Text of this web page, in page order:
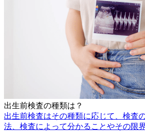
出生前検査の種類は？
出生前検査はその種類に応じて、検査
法、検査によって分かることやその限